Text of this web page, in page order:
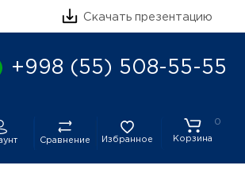
Скачать презентацию
+998 (55) 508-55-55
Сравнение Избранное
0
Корзина